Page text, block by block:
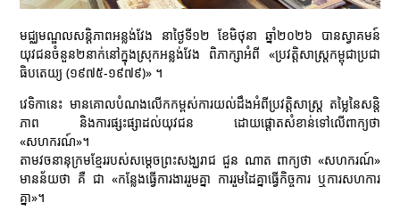
មជ្ឈមណ្ឌលសន្ដិភាពអន្លង់វែង នាថ្ងៃទី១២ ខែមិថុនា ឆ្នាំ២០២៦ បានស្វាគមន៍
យុវជនចំនួន២នាក់នៅក្នុងស្រុកអន្លង់វែង ពិភាក្សាអំពី «ប្រវត្ដិសាស្រ្ដកម្ពុជាប្រជា
ធិបតេយ្យ (១៩៧៥-១៩៧៩)» ។
វេទិកានេះ មានគោលបំណងលើកកម្ពស់ការយល់ដឹងអំពីប្រវត្ដិសាស្រ្ដ តម្លៃនៃសន្ដិ
ភាព និងការផ្សះផ្សាដល់យុវជន ដោយផ្ដោតសំខាន់ទៅលើពាក្យថា
«សហករណ៍»។
តាមវចនានុក្រមខ្មែររបស់សម្តេចព្រះសង្ឃរាជ ជួន ណាត ពាក្យថា «សហករណ៍»
មានន័យថា គឺ ជា «កន្លែងធ្វើការងាររួមគ្នា ការរួមដៃគ្នាធ្វើកិច្ចការ ឬការសហការ
គ្នា»។